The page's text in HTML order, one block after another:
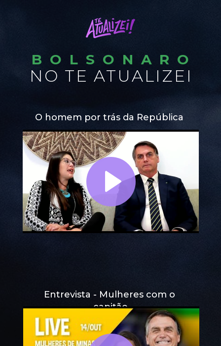
O homem por trás da República
BOLSONARO
NO TE ATUALIZEI
Entrevista - Mulheres com o
capitão